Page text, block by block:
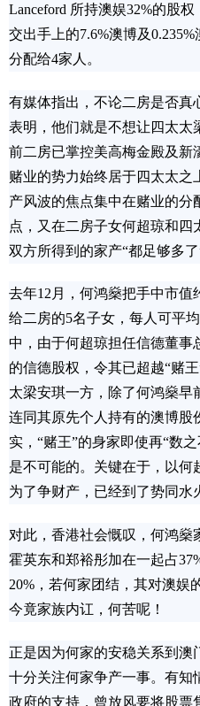
Lanceford 所持澳娱32%的股
交出手上的7.6%澳博及
分配给4家人。
有媒体指出，不论二房是否真
表明，他们就是不想让四太太
前二房已掌控美高梅金殿及新
赌业的势力始终居于四太太之
产风波的焦点集中在赌业的分
点，又在二房子女何超琼和
双方所得到的家产“都足够多了
去年12月，何鸿燊把手中市值
给二房的5名子女，每人可平
中，由于何超琼担任信德董事
的信德股权，令其已超越“赌
太梁安琪一方，除了何鸿燊早
连同其原先个人持有的澳博股
实，“赌王”的身家即使再“数
是不可能的。关键在于，以何
为了争财产，已经到了势同水
对此，香港社会慨叹，何鸿燊
霍英东和郑裕彤加在一起占
20%，若何家团结，其对澳娱
今竟家族内讧，何苦呢！
正是因为何家的安稳关系到澳
十分关注何家争产一事。有知
政府的支持，曾放风要将股票